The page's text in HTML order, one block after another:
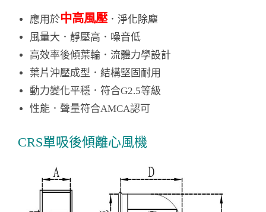
應用於中高風壓．淨化除塵
風量大．靜壓高．噪音低
高效率後傾葉輪．流體力學設計
葉片沖壓成型．結構堅固耐用
動力變化平穩．符合G2.5等級
性能．聲量符合AMCA認可
CRS單吸後傾離心風機